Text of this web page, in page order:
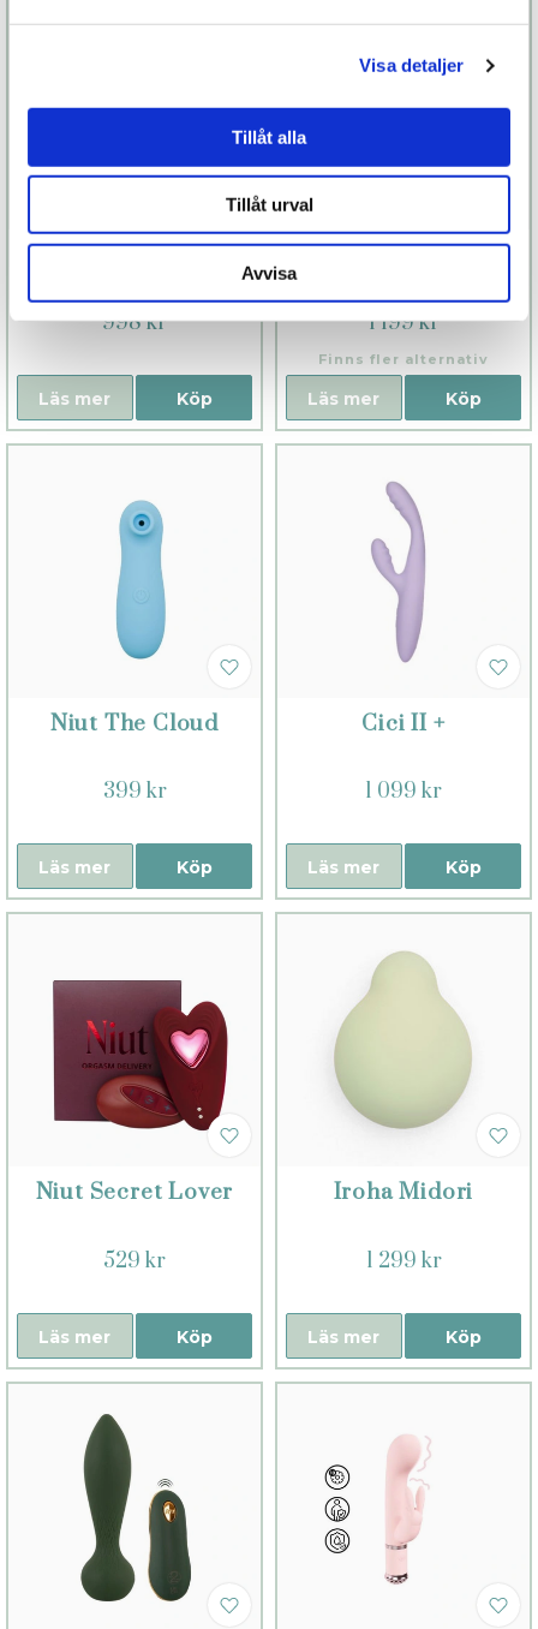
Visa detaljer
Tillåt alla
Tillåt urval
Avvisa
Amour
998 kr
Köp
Läs mer
Palm Power
1 199 kr
Finns fler alternativ
Köp
Läs mer
Niut The Cloud
399 kr
Köp
Läs mer
Cici II +
1 099 kr
Köp
Läs mer
Niut Secret Lover
529 kr
Köp
Läs mer
Iroha Midori
1 299 kr
Köp
Läs mer